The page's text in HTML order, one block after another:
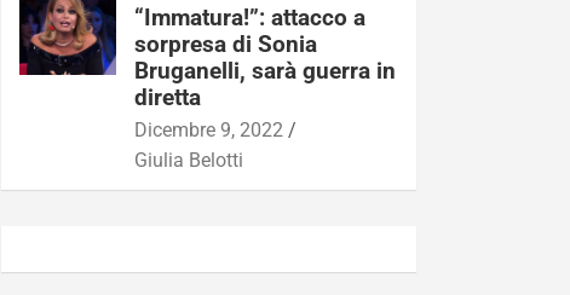
“Immatura!”: attacco a
sorpresa di Sonia
Bruganelli, sarà guerra in
diretta
Dicembre 9, 2022
Giulia Belotti